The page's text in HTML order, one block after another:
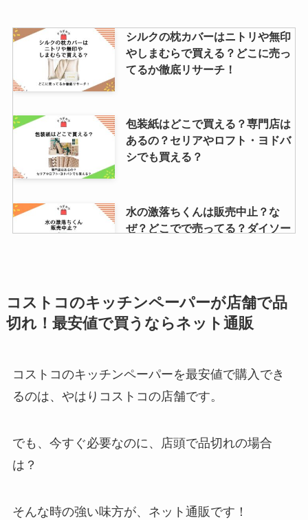
シルクの枕カバーはニトリや無印
やしまむらで買える？どこに売っ
てるか徹底リサーチ！
包装紙はどこで買える？専門店は
あるの？セリアやロフト・ヨドバ
シでも買える？
水の激落ちくんは販売中止？な
ぜ？どこでで売ってる？ダイソー
ヒハツはどこで買える？100均・
スーパーなど販売店は？使い方・
体験談も調査！
は？オンラインショップ・公式・
など売ってる場所を調査！
コストコのキッチンペーパーが店舗で品
切れ！最安値で買うならネット通販
コストコのキッチンペーパーを最安値で購入でき
るのは、やはりコストコの店舗です。
でも、今すぐ必要なのに、店頭で品切れの場合
は？
そんな時の強い味方が、ネット通販です！